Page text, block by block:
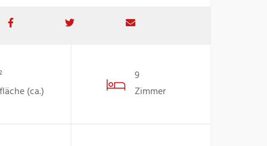
(ca.)
9
Zimmer